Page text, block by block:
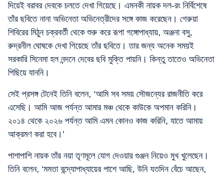
দিয়েই বরাবর দেবকে চলতে দেখা গিয়েছে। এমনকী নায়ক দল-রং নির্বিশেষে
তাঁর ছবিতে নানা অভিনেতা অভিনেত্রীদের সঙ্গে কাজ করেছেন। গেরুয়া
শিবিরের মিঠুন চক্রবর্তী থেকে শুরু করে রূপা গঙ্গোপাধ্যায়, অঞ্জনা বসু,
রুদ্রনীল ঘোষকে দেখা গিয়েছে তাঁর ছবিতে। তার জন্য অনেক সময়ই
সরকারি সিনেমা হল নন্দনে দেবের ছবি মুক্তি পায়নি। কিন্তু তাতেও অভিনেতা
পিছিয়ে যাননি।
সেই প্রসঙ্গ টেনেই তিনি বলেন, ‘আমি সব সময় সৌজন্যের রাজনীতি করে
এসেছি। আমি আজ পর্যন্ত আমার মঞ্চ থেকে কাউকে অপমান করিনি।
২০১৪ থেকে ২০২৬ পর্যন্ত আমি এমন কোনও কাজ করিনি, যাতে আমায়
আক্রমণ করা হবে।’
পাশাপাশি নায়ক তাঁর নয়া তৃণমূলে যোগ দেওয়ার গুঞ্জন নিয়েও মুখ খুলেছেন।
তিনি বলেন, ‘মমতা বন্দ্যোপাধ্যায়ের পাশে আছি, উনি যতদিন বেঁচে আছেন,